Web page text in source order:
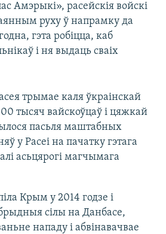
Амэрыкі», расейскія войскі
руху ў напрамку да
гэта робіцца, каб
і ня выдаць сваіх
трымае каля ўкраінскай
тысяч вайскоўцаў і цяжкай
пасьля маштабных
у Расеі на пачатку гэтага
асьцярогі магчымага
Крым у 2014 годзе і
сілы на Данбасе,
нападу і абвінавачвае